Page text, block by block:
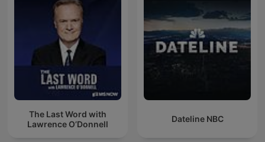
The Last Word with
Lawrence O’Donnell
Dateline NBC